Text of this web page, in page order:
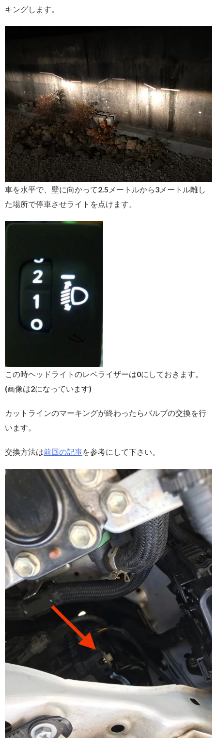
キングします。
車を水平で、壁に向かって2.5メートルから3メートル離し
た場所で停車させライトを点けます。
この時ヘッドライトのレベライザーは0にしておきます。
(画像は2になっています)
カットラインのマーキングが終わったらバルブの交換を行
います。
交換方法は前回の記事を参考にして下さい。